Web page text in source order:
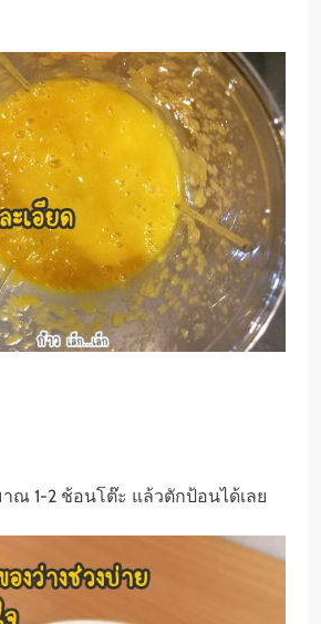
ณ 1-2 ช้อนโต๊ะ แล้วตักป้อนได้เลย